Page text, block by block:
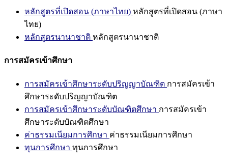
หลักสูตรที่เปิดสอน (ภาษาไทย) หลักสูตรที่เปิดสอน (ภาษา
ไทย)
หลักสูตรนานาชาติ หลักสูตรนานาชาติ
การสมัครเข้าศึกษา
การสมัครเข้าศึกษาระดับปริญญาบัณฑิต การสมัครเข้า
ศึกษาระดับปริญญาบัณฑิต
การสมัครเข้าศึกษาระดับบัณฑิตศึกษา การสมัครเข้า
ศึกษาระดับบัณฑิตศึกษา
ค่าธรรมเนียมการศึกษา ค่าธรรมเนียมการศึกษา
ทุนการศึกษา ทุนการศึกษา